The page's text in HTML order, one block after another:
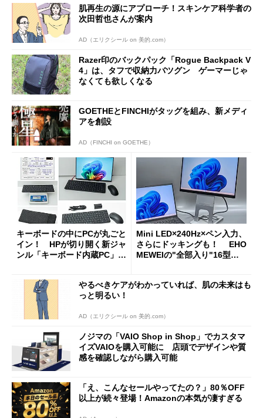
肌再生の源にアプローチ！スキンケア科学者の
次田哲也さんが案内
AD（エリクシール on 美的.com）
Razer印のバックパック「Rogue Backpack V
4」は、タフで収納力バツグン ゲーマーじゃ
なくても欲しくなる
GOETHEとFINCHIがタッグを組み、新メディ
アを創設
AD（FINCHI on GOETHE）
キーボードの中にPCが丸ごと
イン！ HPが切り開く新ジャ
ンル「キーボード内蔵PC」の
Mini LED×240Hz×ペン入力、
さらにドッキングも！ EHO
MEWEIの"全部入り"16型モ
やるべきケアがわかっていれば、肌の未来はも
っと明るい！
AD（エリクシール on 美的.com）
ノジマの「VAIO Shop in Shop」でカスタマ
イズVAIOを購入可能に 店頭でデザインや質
感を確認しながら購入可能
「え、こんなセールやってたの？」80％OFF
以上が続々登場！Amazonの本気が凄すぎる